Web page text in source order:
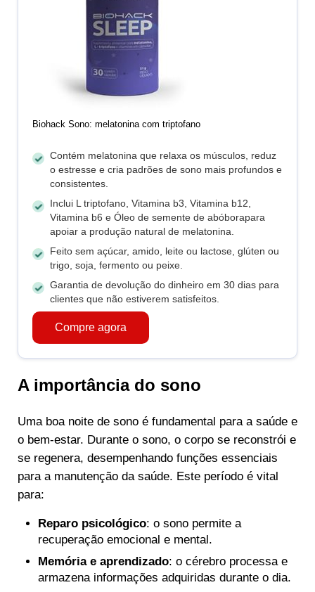
Biohack Sono: melatonina com triptofano
Contém melatonina que relaxa os músculos, reduz
o estresse e cria padrões de sono mais profundos e
consistentes.
Inclui L triptofano, Vitamina b3, Vitamina b12,
Vitamina b6 e Óleo de semente de abóborapara
apoiar a produção natural de melatonina.
Feito sem açúcar, amido, leite ou lactose, glúten ou
trigo, soja, fermento ou peixe.
Garantia de devolução do dinheiro em 30 dias para
clientes que não estiverem satisfeitos.
Compre agora
A importância do sono
Uma boa noite de sono é fundamental para a saúde e
o bem-estar. Durante o sono, o corpo se reconstrói e
se regenera, desempenhando funções essenciais
para a manutenção da saúde. Este período é vital
para:
Reparo psicológico: o sono permite a
recuperação emocional e mental.
Memória e aprendizado: o cérebro processa e
armazena informações adquiridas durante o dia.